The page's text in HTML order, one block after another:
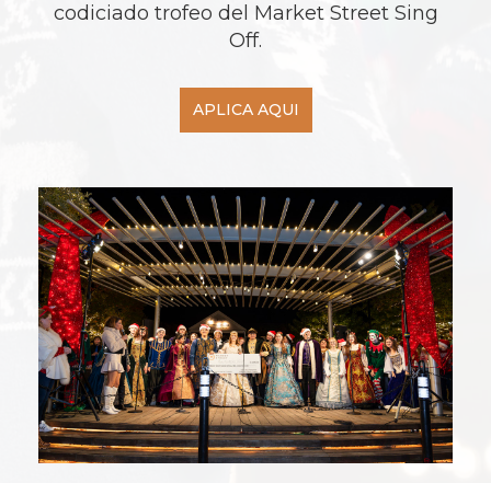
codiciado trofeo del Market Street Sing
Off.
APLICA AQUI